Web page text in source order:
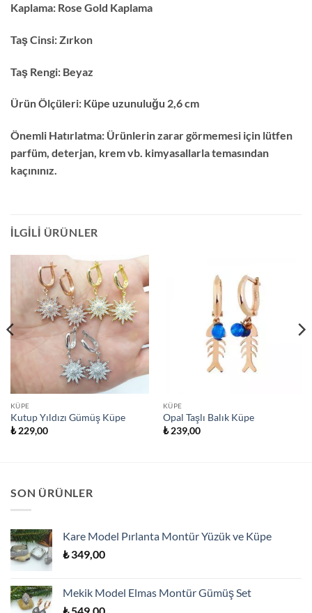
Kaplama: Rose Gold Kaplama
Taş Cinsi: Zırkon
Taş Rengi: Beyaz
Ürün Ölçüleri: Küpe uzunuluğu 2,6 cm
Önemli Hatırlatma: Ürünlerin zarar görmemesi için lütfen
parfüm, deterjan, krem vb. kimyasallarla temasından
kaçınınız.
İLGILI ÜRÜNLER
KÜPE
Kutup Yıldızı Gümüş Küpe
₺229,00
KÜPE
Opal Taşlı Balık Küpe
₺239,00
SON ÜRÜNLER
Kare Model Pırlanta Montür Yüzük ve Küpe
₺349,00
Mekik Model Elmas Montür Gümüş Set